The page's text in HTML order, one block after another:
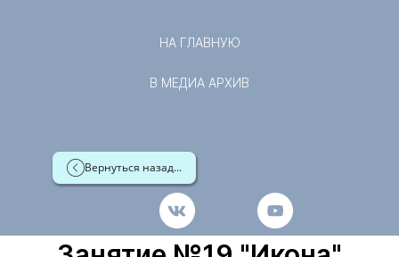
НА ГЛАВНУЮ
В МЕДИА АРХИВ
Вернуться назад...